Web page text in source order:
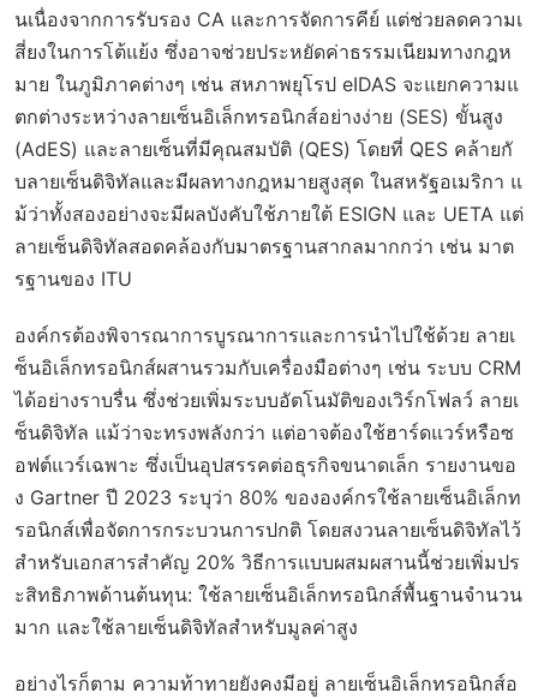
นเนื่องจากการรับรอง CA และการจัดการคีย์ แต่ช่วยลดความเ
สี่ยงในการโต้แย้ง ซึ่งอาจช่วยประหยัดค่าธรรมเนียมทางกฎห
มาย ในภูมิภาคต่างๆ เช่น สหภาพยุโรป eIDAS จะแยกความแ
ตกต่างระหว่างลายเซ็นอิเล็กทรอนิกส์อย่างง่าย (SES) ขั้นสูง
(AdES) และลายเซ็นที่มีคุณสมบัติ (QES) โดยที่ QES คล้ายกั
บลายเซ็นดิจิทัลและมีผลทางกฎหมายสูงสุด ในสหรัฐอเมริกา แ
ม้ว่าทั้งสองอย่างจะมีผลบังคับใช้ภายใต้ ESIGN และ UETA แต่
ลายเซ็นดิจิทัลสอดคล้องกับมาตรฐานสากลมากกว่า เช่น มาต
รฐานของ ITU
องค์กรต้องพิจารณาการบูรณาการและการนำไปใช้ด้วย ลายเ
ซ็นอิเล็กทรอนิกส์ผสานรวมกับเครื่องมือต่างๆ เช่น ระบบ CRM
ได้อย่างราบรื่น ซึ่งช่วยเพิ่มระบบอัตโนมัติของเวิร์กโฟลว์ ลายเ
ซ็นดิจิทัล แม้ว่าจะทรงพลังกว่า แต่อาจต้องใช้ฮาร์ดแวร์หรือซ
อฟต์แวร์เฉพาะ ซึ่งเป็นอุปสรรคต่อธุรกิจขนาดเล็ก รายงานขอ
ง Gartner ปี 2023 ระบุว่า 80% ขององค์กรใช้ลายเซ็นอิเล็กท
รอนิกส์เพื่อจัดการกระบวนการปกติ โดยสงวนลายเซ็นดิจิทัลไว้
สำหรับเอกสารสำคัญ 20% วิธีการแบบผสมผสานนี้ช่วยเพิ่มปร
ะสิทธิภาพด้านต้นทุน: ใช้ลายเซ็นอิเล็กทรอนิกส์พื้นฐานจำนวน
มาก และใช้ลายเซ็นดิจิทัลสำหรับมูลค่าสูง
อย่างไรก็ตาม ความท้าทายยังคงมีอยู่ ลายเซ็นอิเล็กทรอนิกส์อ